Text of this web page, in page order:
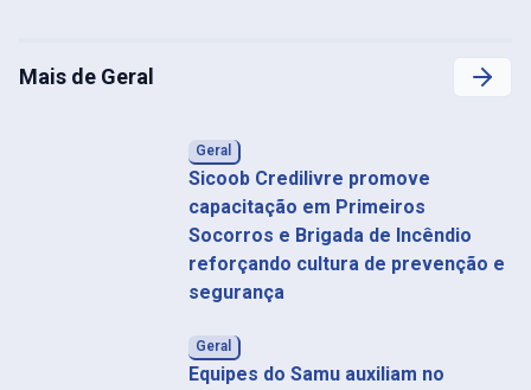
Mais de Geral
Geral
Sicoob Credilivre promove
capacitação em Primeiros
Socorros e Brigada de Incêndio
reforçando cultura de prevenção e
segurança
Geral
Equipes do Samu auxiliam no